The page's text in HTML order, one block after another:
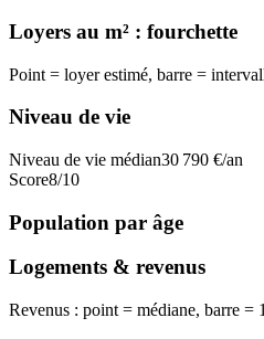
Loyers au m² : fourchette
Point = loyer estimé, barre =
Niveau de vie
Niveau de vie médian30 790 €/an
Score8/10
Population par âge
Logements & revenus
Revenus : point = médiane, barre =